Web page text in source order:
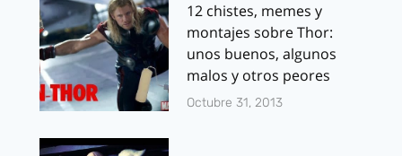
12 chistes, memes y
montajes sobre Thor:
unos buenos, algunos
malos y otros peores
Octubre 31, 2013